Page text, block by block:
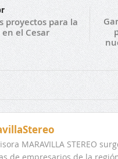
proyectos para la
el Cesar
MARAVILLA STEREO